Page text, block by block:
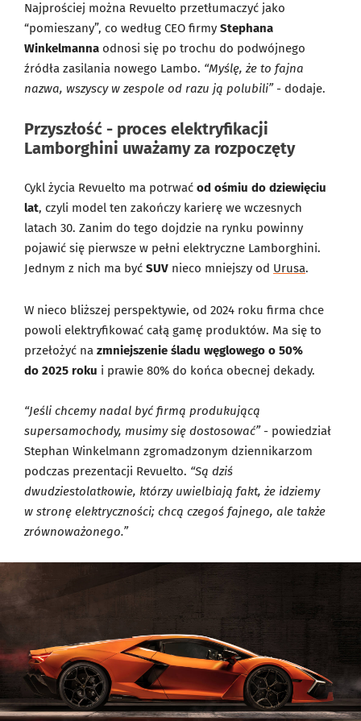
Najprościej można Revuelto przetłumaczyć jako
“pomieszany”, co według CEO firmy Stephana
Winkelmanna odnosi się po trochu do podwójnego
źródła zasilania nowego Lambo. “Myślę, że to fajna
nazwa, wszyscy w zespole od razu ją polubili”- dodaje.
Przyszłość - proces elektryfikacji
Lamborghini uważamy za rozpoczęty
Cykl życia Revuelto ma potrwać od ośmiu do dziewięciu
lat, czyli model ten zakończy karierę we wczesnych
latach 30. Zanim do tego dojdzie na rynku powinny
pojawić się pierwsze w pełni elektryczne Lamborghini.
Jednym z nich ma być SUV nieco mniejszy od Urusa.
W nieco bliższej perspektywie, od 2024 roku firma chce
powoli elektryfikować całą gamę produktów. Ma się to
przełożyć na zmniejszenie śladu węglowego o 50%
do 2025 roku i prawie 80% do końca obecnej dekady.
“Jeśli chcemy nadal być firmą produkującą
supersamochody, musimy się dostosować”- powiedział
Stephan Winkelmann zgromadzonym dziennikarzom
podczas prezentacji Revuelto. “Są dziś
dwudziestolatkowie, którzy uwielbiają fakt, że idziemy
w stronę elektryczności; chcą czegoś fajnego, ale także
zrównoważonego.”